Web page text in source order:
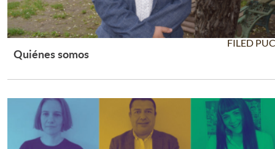
Quiénes somos
FILED